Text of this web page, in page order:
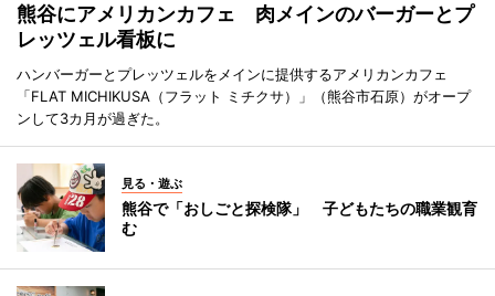
熊谷にアメリカンカフェ 肉メインのバーガーとプ
レッツェル看板に
ハンバーガーとプレッツェルをメインに提供するアメリカンカフェ
「FLAT MICHIKUSA（フラット ミチクサ）」（熊谷市石原）がオープ
ンして3カ月が過ぎた。
見る・遊ぶ
熊谷で「おしごと探検隊」 子どもたちの職業観育
む